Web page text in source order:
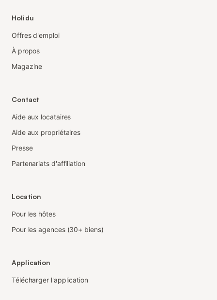
Holidu
Offres d'emploi
À propos
Magazine
Contact
Aide aux locataires
Aide aux propriétaires
Presse
Partenariats d'affiliation
Location
Pour les hôtes
Pour les agences (30+ biens)
Application
Télécharger l'application